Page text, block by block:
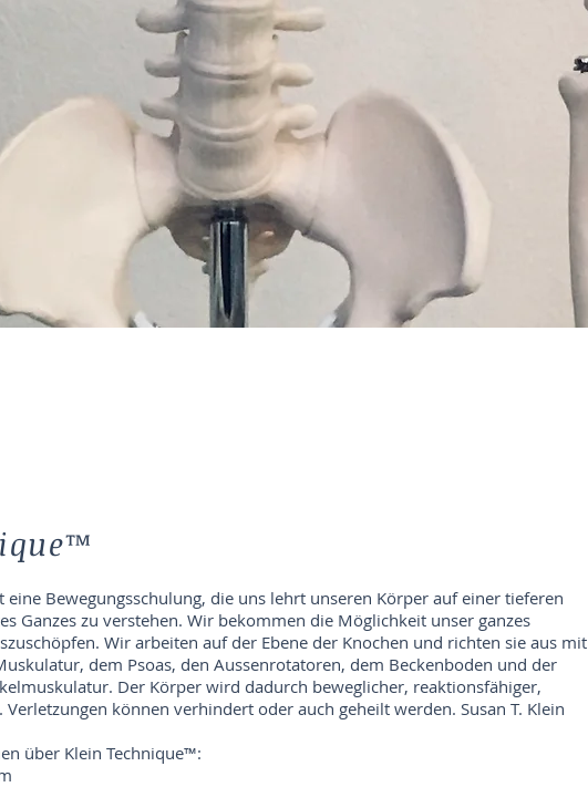
eine Bewegungsschulung, die uns lehrt unseren Körper auf einer tieferen
Ganzes zu verstehen. Wir bekommen die Möglichkeit unser ganzes
Wir arbeiten auf der Ebene der Knochen und richten sie aus mit
dem Psoas, den Aussenrotatoren, dem Beckenboden und der
Der Körper wird dadurch beweglicher, reaktionsfähiger,
können verhindert oder auch geheilt werden. Susan T. Klein
über Klein Technique™: